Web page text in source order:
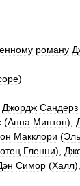
роману
)
Джордж Сандерз
(Анна Минтон),
Макклори (
отец Гленни),
Симор (Халл),